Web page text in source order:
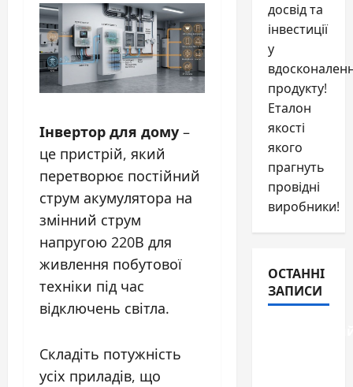
Інвертор для дому –
це пристрій, який
перетворює постійний
струм акумулятора на
змінний струм
напругою 220В для
живлення побутової
техніки під час
відключень світла.
Cкладіть потужність
усіх приладів, що
досвід та
інвестиції
у
продукту!
Еталон
якості
якого
прагнуть
провідні
виробники!
ОСТАННІ
ЗАПИСИ